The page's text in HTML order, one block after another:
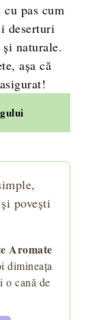
pas cum
deserturi
naturale.
așa că
povești
Aromate
dimineața
o cană de